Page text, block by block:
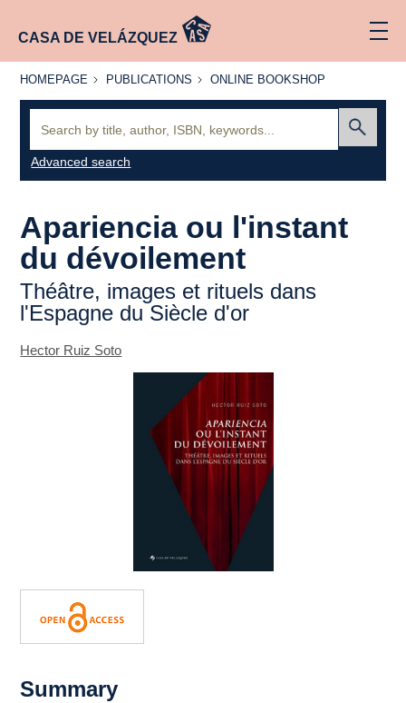
CASA DE VELÁZQUEZ
HOMEPAGE
HOMEPAGE PUBLICATIONS
PUBLICATIONS
ONLINE
ONLINE BOOKSHOP
Advanced search
Aparienciaou l'instant
du dévoilement
Théâtre, images et rituels dans
l'Espagne du Siècle d'or
Hector Ruiz Soto
Summary